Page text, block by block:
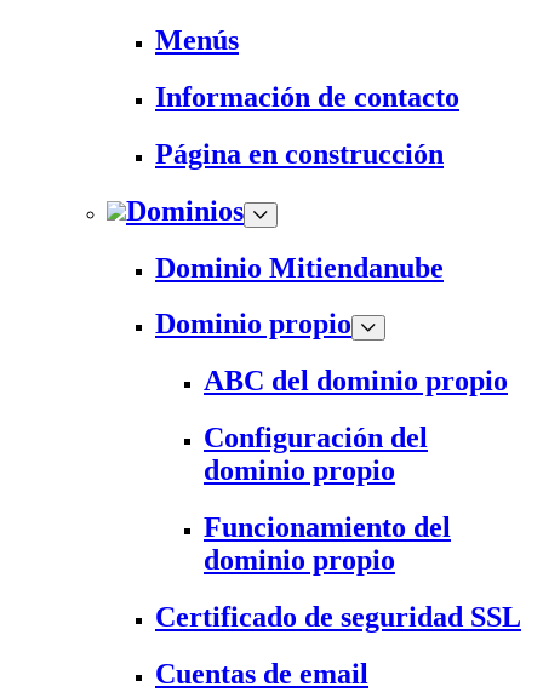
Menús
Información de contacto
Página en construcción
Dominios
Dominio Mitiendanube
Dominio propio
ABC del dominio propio
Configuración del
dominio propio
Funcionamiento del
dominio propio
Certificado de seguridad SSL
Cuentas de email